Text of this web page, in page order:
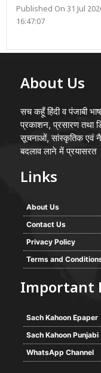
Published On 31 Jul
16:47:07
About Us
सच कहूँ हिंदी व पंजाबी
प्रकाशन, प्रसारण तथा
सूचनाओं, सांस्कृतिक एवं
बदलाव लाने में प्रयासरत
Links
About Us
Contact Us
Privacy Policy
Terms and
Important
Sach Kahoon Epaper
Sach Kahoon Punjabi
WhatsApp Channel